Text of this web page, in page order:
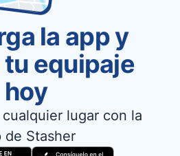
la app y
equipaje
hoy
lugar con la
de Stasher